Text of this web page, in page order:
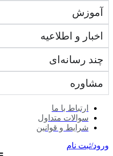
آموزش
اخبار و اطلاعیه
چند رسانه‌ای
مشاوره
ارتباط با ما
سوالات متداول
شرایط و قوانین
ورود/ثبت نام